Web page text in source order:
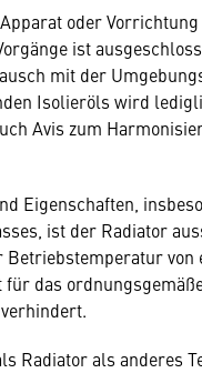
oder
ist
mit der
Isolieröls wird
Avis zum
Eigenschaften,
ist der Radiator
das
Radiator als anderes